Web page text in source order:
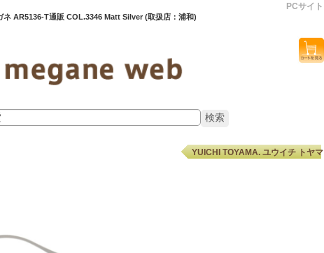
AR5136-T通販 COL.3346 Matt Silver (取扱店：浦和)
PCサイト
YUICHI TOYAMA. ユウイチ トヤマ